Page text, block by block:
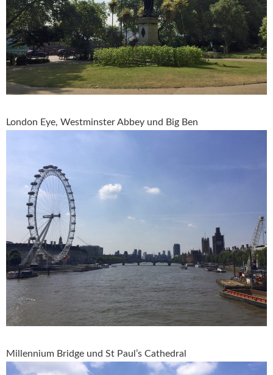
London Eye, Westminster Abbey und Big Ben
Millennium Bridge und St Paul’s Cathedral